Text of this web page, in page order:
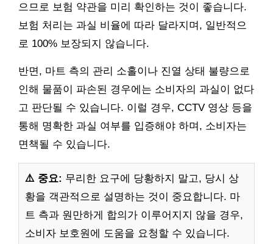
으므로 보험 약관을 미리 확인하는 것이 좋습니다.
보험 처리는 과실 비율에 따라 달라지며, 일반적으
로 100% 보장되지 않습니다.
반면, 마트 측의 관리 소홀이나 진열 상태 불량으로
인해 물품이 파손된 경우에는 소비자의 과실이 없다
고 판단될 수 있습니다. 이럴 경우, CCTV 영상 등을
통해 명확한 과실 여부를 입증해야 하며, 소비자는
면책될 수 있습니다.
⚠️ 중요: 무리한 요구에 당황하지 말고, 당시 상
황을 객관적으로 설명하는 것이 중요합니다. 마
트 측과 원만하게 합의가 이루어지지 않을 경우,
소비자 보호원에 도움을 요청할 수 있습니다.